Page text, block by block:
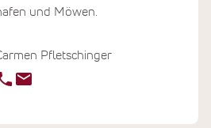
Pfletschinger
und Möwen.